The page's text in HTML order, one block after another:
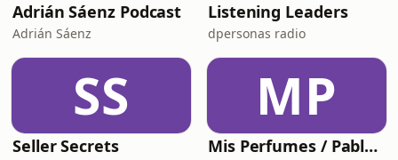
Adrián Sáenz Podcast
Adrián Sáenz
Listening Leaders
dpersonas radio
SS
Seller Secrets
MP
Mis Perfumes / Pablo Méndez